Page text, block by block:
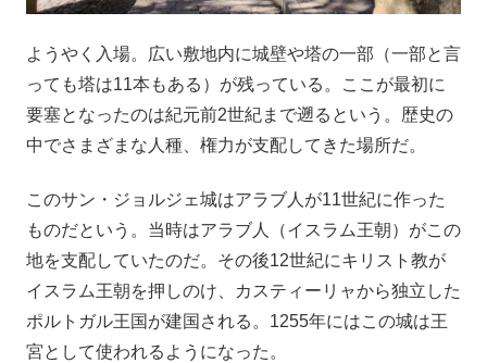
ようやく入場。広い敷地内に城壁や塔の一部（一部と言
っても塔は11本もある）が残っている。ここが最初に
要塞となったのは紀元前2世紀まで遡るという。歴史の
中でさまざまな人種、権力が支配してきた場所だ。
このサン・ジョルジェ城はアラブ人が11世紀に作った
ものだという。当時はアラブ人（イスラム王朝）がこの
地を支配していたのだ。その後12世紀にキリスト教が
イスラム王朝を押しのけ、カスティーリャから独立した
ポルトガル王国が建国される。1255年にはこの城は王
宮として使われるようになった。